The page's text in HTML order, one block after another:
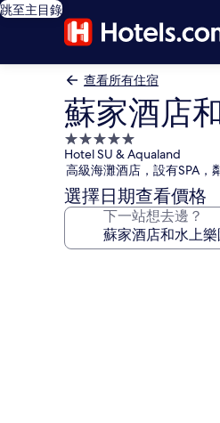
跳至主目錄
查看所有住宿
蘇家酒店
5.0
星
級
住
宿
Hotel SU & Aqualand
高級海灘酒店，設有SPA，
選擇日期查看價格
下一站想去邊？